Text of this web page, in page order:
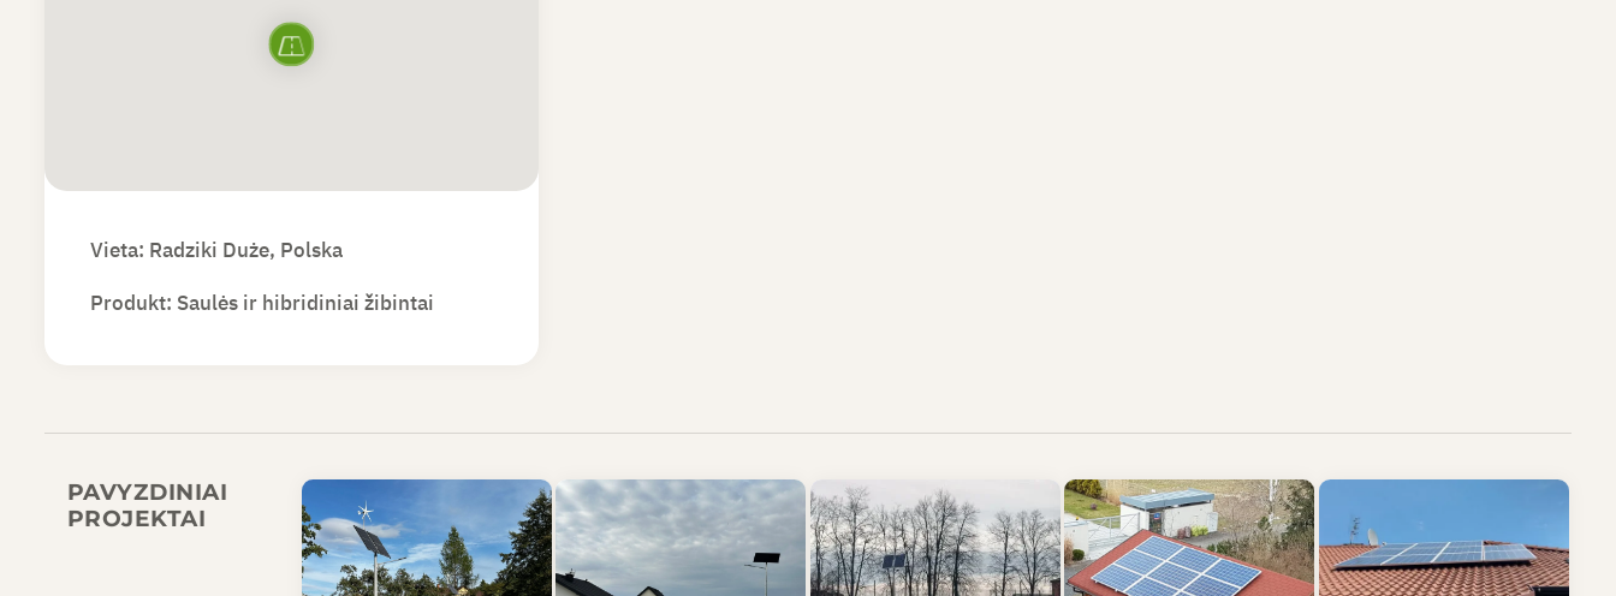
Vieta: Radziki Duże, Polska
Produkt: Saulės ir hibridiniai žibintai
PAVYZDINIAI
PROJEKTAI